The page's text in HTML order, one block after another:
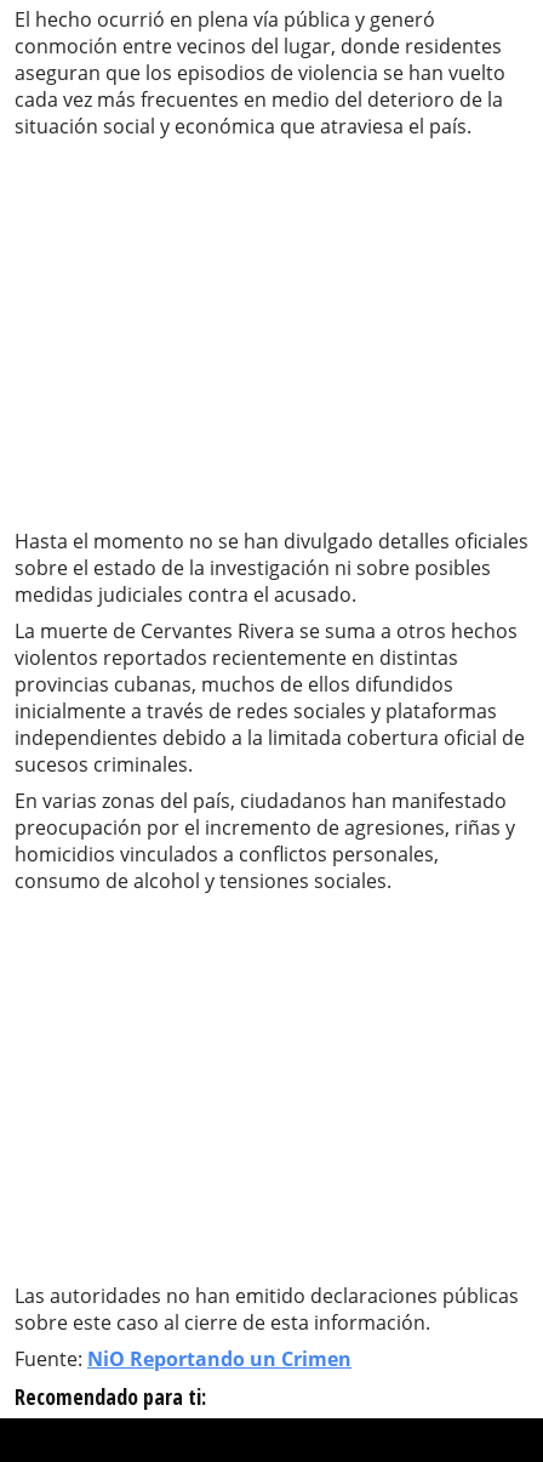
El hecho ocurrió en plena vía pública y generó
conmoción entre vecinos del lugar, donde residentes
aseguran que los episodios de violencia se han vuelto
cada vez más frecuentes en medio del deterioro de la
situación social y económica que atraviesa el país.
Hasta el momento no se han divulgado detalles oficiales
sobre el estado de la investigación ni sobre posibles
medidas judiciales contra el acusado.
La muerte de Cervantes Rivera se suma a otros hechos
violentos reportados recientemente en distintas
provincias cubanas, muchos de ellos difundidos
inicialmente a través de redes sociales y plataformas
independientes debido a la limitada cobertura oficial de
sucesos criminales.
En varias zonas del país, ciudadanos han manifestado
preocupación por el incremento de agresiones, riñas y
homicidios vinculados a conflictos personales,
consumo de alcohol y tensiones sociales.
Las autoridades no han emitido declaraciones públicas
sobre este caso al cierre de esta información.
Fuente: NiO Reportando un Crimen
Recomendado para ti: